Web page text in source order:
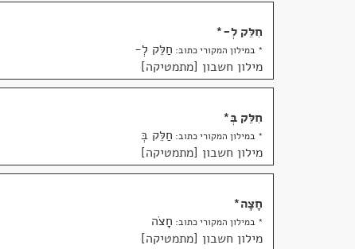
חִלֵּק לְ-*
* במילון המקורי כתוב: חַלֵּק לְ-
מילון חשבון [מתמטיקה]
חִלֵּק בְּ*
* במילון המקורי כתוב: חַלֵּק בְּ
מילון חשבון [מתמטיקה]
חָצָה*
* במילון המקורי כתוב: חָצֹה
מילון חשבון [מתמטיקה]